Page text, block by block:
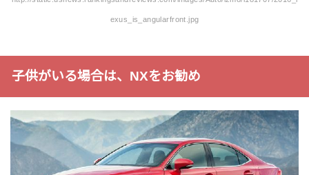
exus_is_angularfront.jpg
子供がいる場合は、NXをお勧め